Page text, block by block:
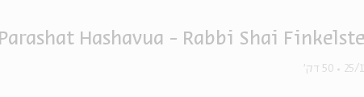
Parashat Hashavua - Rabbi Shai
25/ 50 דק'